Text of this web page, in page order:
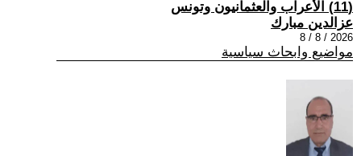
(11) الأعراب والعثمانيون وتونس
عزالدين مبارك
2026 / 8 / 8
مواضيع وابحاث سياسية